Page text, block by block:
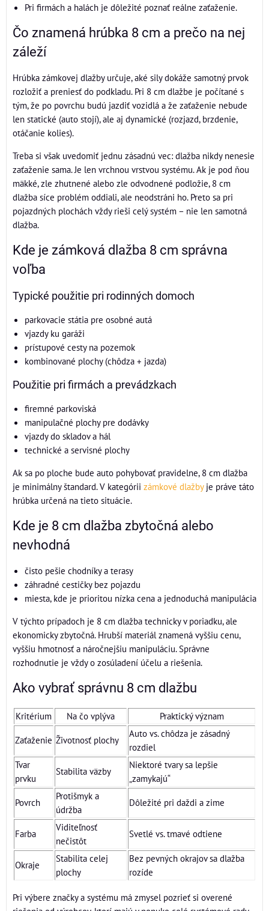
Pri firmách a halách je dôležité poznať reálne zaťaženie.
Čo znamená hrúbka 8 cm a prečo na nej
záleží
Hrúbka zámkovej dlažby určuje, aké sily dokáže samotný prvok
rozložiť a preniesť do podkladu. Pri 8 cm dlažbe je počítané s
tým, že po povrchu budú jazdiť vozidlá a že zaťaženie nebude
len statické (auto stojí), ale aj dynamické (rozjazd, brzdenie,
otáčanie kolies).
Treba si však uvedomiť jednu zásadnú vec: dlažba nikdy nenesie
zaťaženie sama. Je len vrchnou vrstvou systému. Ak je pod ňou
mäkké, zle zhutnené alebo zle odvodnené podložie, 8 cm
dlažba síce problém oddiali, ale neodstráni ho. Preto sa pri
pojazdných plochách vždy rieši celý systém – nie len samotná
dlažba.
Kde je zámková dlažba 8 cm správna
voľba
Typické použitie pri rodinných domoch
parkovacie státia pre osobné autá
vjazdy ku garáži
prístupové cesty na pozemok
kombinované plochy (chôdza + jazda)
Použitie pri firmách a prevádzkach
firemné parkoviská
manipulačné plochy pre dodávky
vjazdy do skladov a hál
technické a servisné plochy
Ak sa po ploche bude auto pohybovať pravidelne, 8 cm dlažba
je minimálny štandard. V kategórii zámkové dlažbyje práve táto
hrúbka určená na tieto situácie.
Kde je 8 cm dlažba zbytočná alebo
nevhodná
čisto pešie chodníky a terasy
záhradné cestičky bez pojazdu
miesta, kde je prioritou nízka cena a jednoduchá manipulácia
V týchto prípadoch je 8 cm dlažba technicky v poriadku, ale
ekonomicky zbytočná. Hrubší materiál znamená vyššiu cenu,
vyššiu hmotnosť a náročnejšiu manipuláciu. Správne
rozhodnutie je vždy o zosúladení účelu a riešenia.
Ako vybrať správnu 8 cm dlažbu
Kritérium Na čo vplýva
Praktický význam
Zaťaženie Životnosť plochy
Auto vs. chôdza je zásadný
rozdiel
Tvar
prvku
Stabilita väzby
Niektoré tvary sa lepšie
„zamykajú“
Povrch
Protišmyk a
údržba
Dôležité pri daždi a zime
Farba
Viditeľnosť
nečistôt
Svetlé vs. tmavé odtiene
Okraje
Stabilita celej
plochy
Bez pevných okrajov sa dlažba
rozíde
Pri výbere značky a systému má zmysel pozrieť si overené